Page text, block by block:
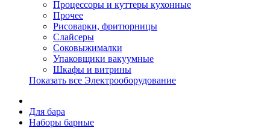
Процессоры и куттеры кухонные
Прочее
Рисоварки, фритюрницы
Слайсеры
Соковыжималки
Упаковщики вакуумные
Шкафы и витрины
Показать все Электрооборудование
Для бара
Наборы барные